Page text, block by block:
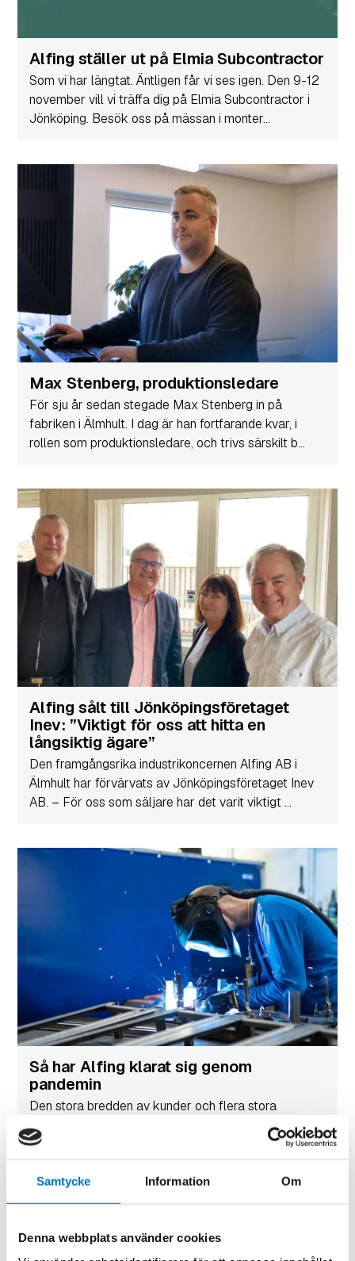
Samtycke Information Om
Denna webbplats använder cookies
Alfing ställer ut på Elmia Subcontractor
Som vi har längtat. Äntligen får vi ses igen. Den 9-12
november vill vi träffa dig på Elmia Subcontractor i
Jönköping. Besök oss på mässan i monter...
Max Stenberg, produktionsledare
För sju år sedan stegade Max Stenberg in på
fabriken i Älmhult. I dag är han fortfarande kvar, i
rollen som produktionsledare, och trivs särskilt b...
Alfing sålt till Jönköpingsföretaget
Inev: ”Viktigt för oss att hitta en
långsiktig ägare”
Den framgångsrika industrikoncernen Alfing AB i
Älmhult har förvärvats av Jönköpingsföretaget Inev
AB. – För oss som säljare har det varit viktigt ...
Så har Alfing klarat sig genom
pandemin
Den stora bredden av kunder och flera stora
investeringar i maskinparken gjorde 2020 till ett
lyckat år för Alfing. – Vi har kunder i många och bra...